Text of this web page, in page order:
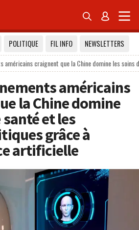
 
POLITIQUE FIL INFO
NEWSLETTERS
américains craignent que la Chine domine les
américains
la Chine domine
et les
grâce à
artificielle